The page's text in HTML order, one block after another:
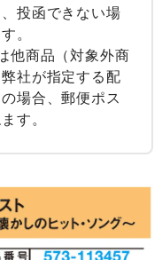
投函できない場
。
他商品（対象外商
社が指定する配
場合、郵便ポス
す。